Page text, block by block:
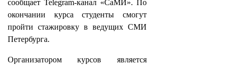
сообщает Telegram-канал «СаМИ». По
окончании курса студенты смогут
пройти стажировку в ведущих СМИ
Петербурга.
Организатором курсов является